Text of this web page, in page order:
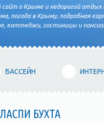
о Крыме и недорогой
погода в Крыму, подробная
коттеджи, гостиницы и
БАССЕЙН
БУХТА